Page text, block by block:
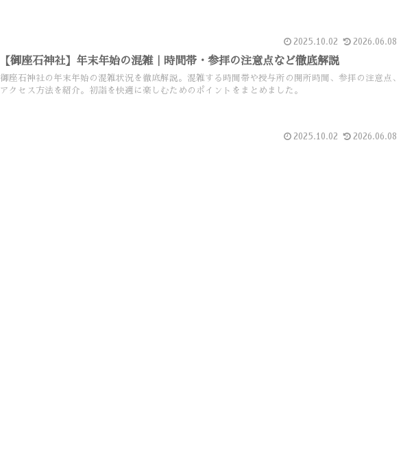
2025.10.02 2026.06.08
【御座石神社】年末年始の混雑｜時間帯・参拝の注意点など徹底解説
御座石神社の年末年始の混雑状況を徹底解説。混雑する時間帯や授与所の開所時間、参拝の注意点、
アクセス方法を紹介。初詣を快適に楽しむためのポイントをまとめました。
2025.10.02 2026.06.08